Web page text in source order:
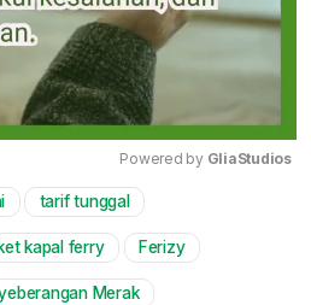
Powered by GliaStudios
tarif tunggal
kapal ferry Ferizy
Merak